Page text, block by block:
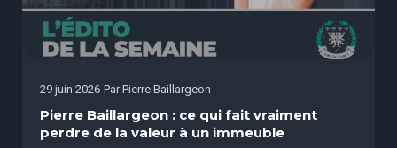
29 juin 2026 Par Pierre Baillargeon
Pierre Baillargeon : ce qui fait vraiment
perdre de la valeur à un immeuble